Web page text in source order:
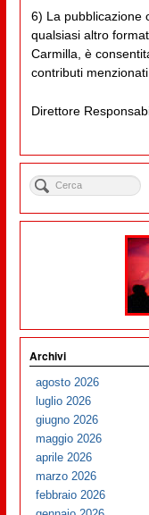
6) La pubblicazione
qualsiasi altro
Carmilla, è
contributi menzionati.
Direttore
Archivi
agosto 2026
luglio 2026
giugno 2026
maggio 2026
aprile 2026
marzo 2026
febbraio 2026